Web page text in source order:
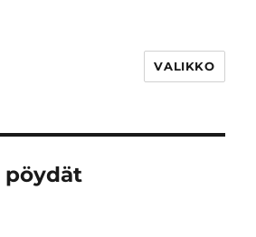
VALIKKO
pöydät